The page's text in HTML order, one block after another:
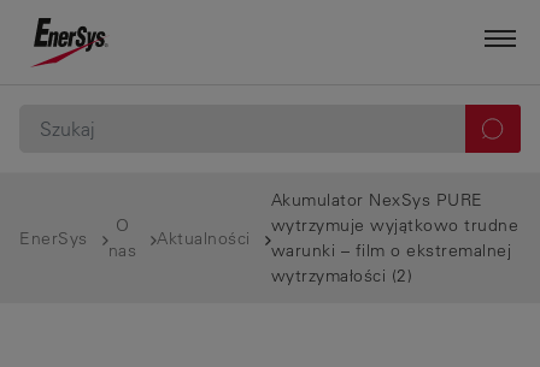
EnerSys
O
nas
Aktualności
Akumulator NexSys PURE
wytrzymuje wyjątkowo trudne
warunki – film o ekstremalnej
wytrzymałości (2)